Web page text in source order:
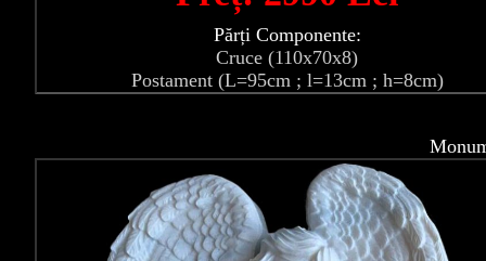
Părți Componente:
Cruce (110x70x8)
Postament (L=95cm ; l=13cm ; h=8cm)